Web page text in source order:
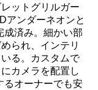
ットグリルガー
アンダーネオンと
成済み。細かい部
られ、インテリ
る。カスタムで
カメラを配置し
るオーナーでも安